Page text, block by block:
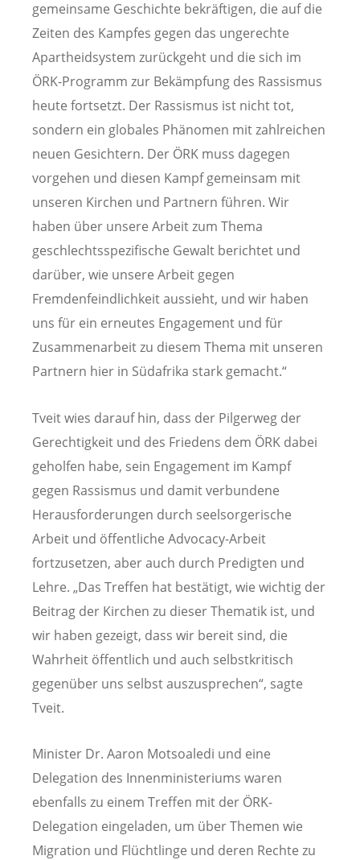
gemeinsame Geschichte bekräftigen, die auf die
Zeiten des Kampfes gegen das ungerechte
Apartheidsystem zurückgeht und die sich im
ÖRK-Programm zur Bekämpfung des Rassismus
heute fortsetzt. Der Rassismus ist nicht tot,
sondern ein globales Phänomen mit zahlreichen
neuen Gesichtern. Der ÖRK muss dagegen
vorgehen und diesen Kampf gemeinsam mit
unseren Kirchen und Partnern führen. Wir
haben über unsere Arbeit zum Thema
geschlechtsspezifische Gewalt berichtet und
darüber, wie unsere Arbeit gegen
Fremdenfeindlichkeit aussieht, und wir haben
uns für ein erneutes Engagement und für
Zusammenarbeit zu diesem Thema mit unseren
Partnern hier in Südafrika stark gemacht.“
Tveit wies darauf hin, dass der Pilgerweg der
Gerechtigkeit und des Friedens dem ÖRK dabei
geholfen habe, sein Engagement im Kampf
gegen Rassismus und damit verbundene
Herausforderungen durch seelsorgerische
Arbeit und öffentliche Advocacy-Arbeit
fortzusetzen, aber auch durch Predigten und
Lehre. „Das Treffen hat bestätigt, wie wichtig der
Beitrag der Kirchen zu dieser Thematik ist, und
wir haben gezeigt, dass wir bereit sind, die
Wahrheit öffentlich und auch selbstkritisch
gegenüber uns selbst auszusprechen“, sagte
Tveit.
Minister Dr. Aaron Motsoaledi und eine
Delegation des Innenministeriums waren
ebenfalls zu einem Treffen mit der ÖRK-
Delegation eingeladen, um über Themen wie
Migration und Flüchtlinge und deren Rechte zu